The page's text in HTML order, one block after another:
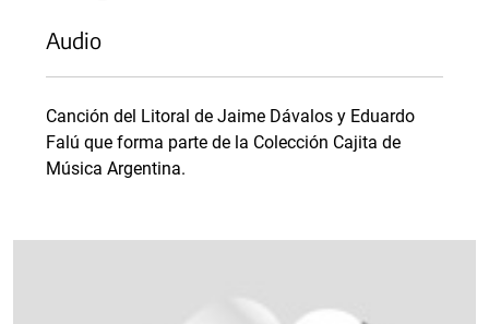
Audio
Canción del Litoral de Jaime Dávalos y Eduardo
Falú que forma parte de la Colección Cajita de
Música Argentina.